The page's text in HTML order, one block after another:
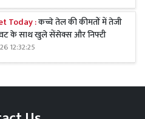
Today :कच्चे तेल की कीमतों में तेजी
के साथ खुले सेंसेक्स और निफ्टी
12:32:25